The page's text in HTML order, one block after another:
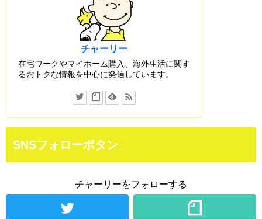
チャーリー
在宅ワークやマイホーム購入、海外生活に関す
るおトクな情報を中心に発信しています。
SNSフォローボタン
チャーリーをフォローする